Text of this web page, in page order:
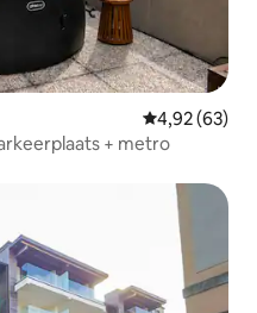
Gemiddelde
4,92 (63)
+ metro